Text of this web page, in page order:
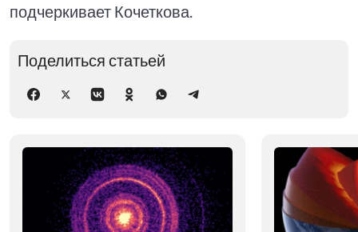
подчеркивает Кочеткова.
Поделиться статьей